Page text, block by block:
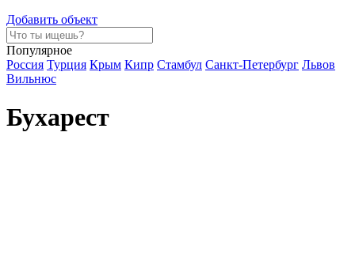
Добавить объект
Популярное
Россия Турция Крым Кипр Стамбул Санкт-Петербург Львов
Вильнюс
Бухарест